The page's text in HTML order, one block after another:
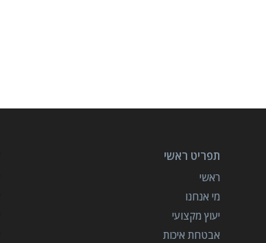
תפריט ראשי
ראשי
מי אנחנו
יעוץ מקצועי
אבטחת איכות